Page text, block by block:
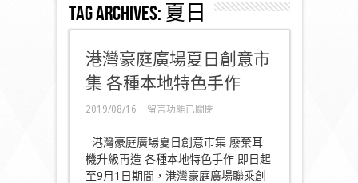
Tag Archives: 夏日
港灣豪庭廣場夏日創意市
集 各種本地特色手作
2019/08/16
在
灣
豪
庭
廣
留言功能已關閉
港灣豪庭廣場夏日創意市集 廢棄耳
機升級再造 各種本地特色手作 即日起
至9月1日期間，港灣豪庭廣場聯乘創